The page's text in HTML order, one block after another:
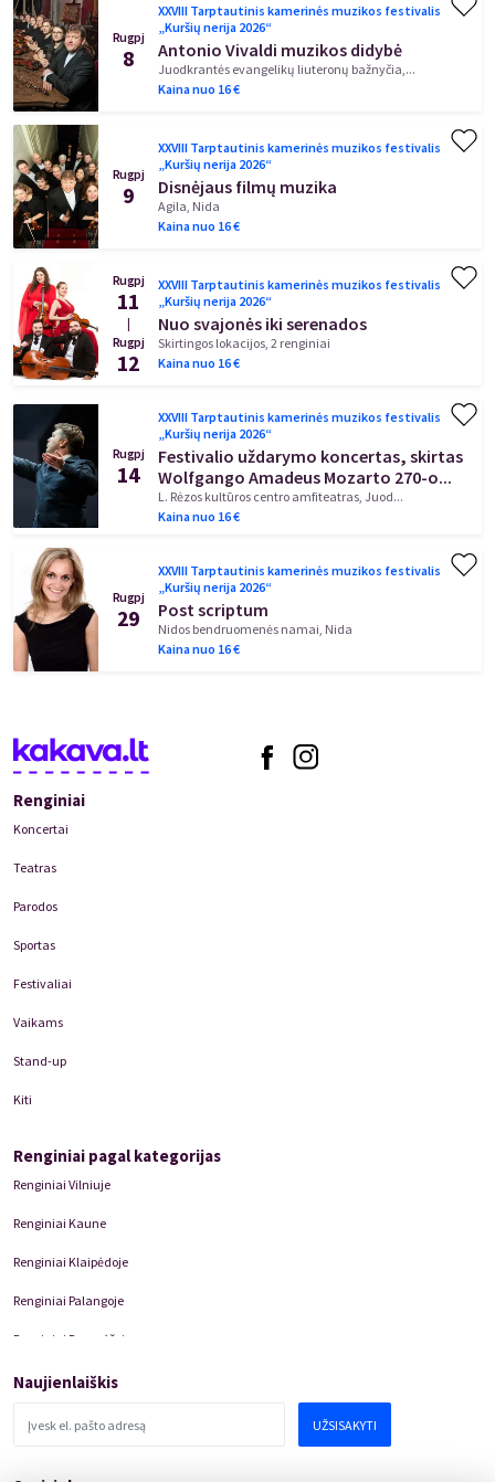
Rugpj
8
XXVIII Tarptautinis kamerinės muzikos festivalis
„Kuršių nerija 2026“
Antonio Vivaldi muzikos didybė
Juodkrantės evangelikų liuteronų bažnyčia,...
Kaina nuo 16€
Rugpj
9
XXVIII Tarptautinis kamerinės muzikos festivalis
„Kuršių nerija 2026“
Disnėjaus filmų muzika
Agila, Nida
Kaina nuo 16€
Rugpj
11
|
Rugpj
12
XXVIII Tarptautinis kamerinės muzikos festivalis
„Kuršių nerija 2026“
Nuo svajonės iki serenados
Skirtingos lokacijos, 2 renginiai
Kaina nuo 16€
Rugpj
14
XXVIII Tarptautinis kamerinės muzikos festivalis
„Kuršių nerija 2026“
Festivalio uždarymo koncertas, skirtas
Wolfgango Amadeus Mozarto 270-o...
L. Rėzos kultūros centro amfiteatras, Juod...
Kaina nuo 16€
Rugpj
29
XXVIII Tarptautinis kamerinės muzikos festivalis
„Kuršių nerija 2026“
Post scriptum
Nidos bendruomenės namai, Nida
Kaina nuo 16€
Renginiai
Koncertai
Teatras
Parodos
Sportas
Festivaliai
Vaikams
Stand-up
Kiti
Renginiai pagal kategorijas
Renginiai Vilniuje
Renginiai Kaune
Renginiai Klaipėdoje
Renginiai Palangoje
Renginiai Panevėžyje
Domino Teatro Spektakliai
Naujienlaiškis
UŽSISAKYTI